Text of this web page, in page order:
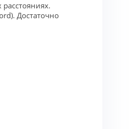
Достаточно